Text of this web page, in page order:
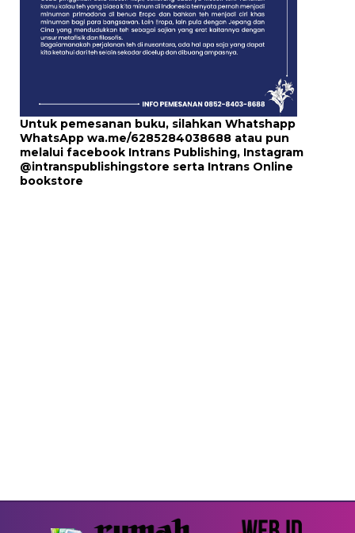
Untuk pemesanan buku, silahkan Whatshapp
WhatsApp wa.me/6285284038688 atau pun
melalui facebook Intrans Publishing, Instagram
@intranspublishingstore serta Intrans Online
bookstore